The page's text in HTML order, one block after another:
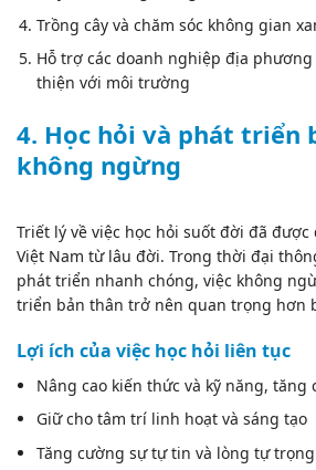
Trồng cây và chăm sóc không gian
Hỗ trợ các doanh nghiệp địa
thiện với môi trường
4. Học hỏi và phát triển
không ngừng
Triết lý về việc học hỏi suốt đời đã được
Việt Nam từ lâu đời. Trong thời đại
phát triển nhanh chóng, việc không
triển bản thân trở nên quan trọng hơn
Lợi ích của việc học hỏi liên tục
Nâng cao kiến thức và kỹ năng,
Giữ cho tâm trí linh hoạt và sáng tạo
Tăng cường sự tự tin và lòng tự trọng